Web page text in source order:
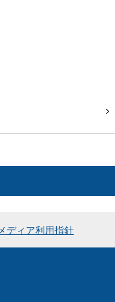
ディア利用指針